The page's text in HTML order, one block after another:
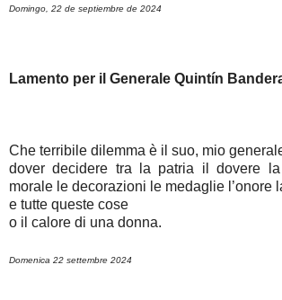
Domingo, 22 de septiembre de 2024
Lamento per il Generale Quintín
Che terribile dilemma è il suo, mio
dover decidere tra la patria il dovere
morale le decorazioni le medaglie l’onore
e tutte queste cose
o il calore di una donna.
Domenica 22 settembre 2024